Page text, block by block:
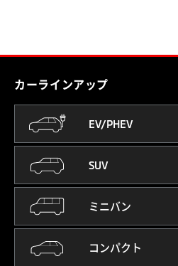
カーラインアップ
EV/PHEV
SUV
ミニバン
コンパクト